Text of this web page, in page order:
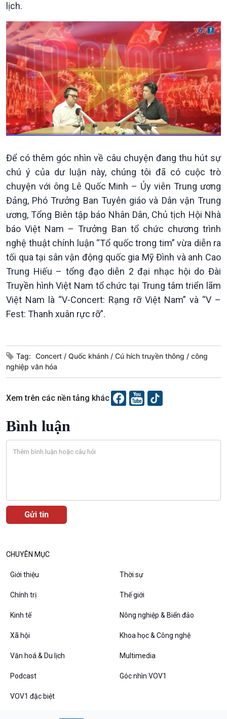
Pháp luật và đời sống
Kinh tế
Tin Kinh tế
Trước giờ mở cửa
Dòng chảy Kinh tế
Sức sống hàng Việt
Tuyên chiến với gian lận
thương mại
Nông nghiệp & Biển đảo
Tin Nông nghiệp & Biển
đảo
Mùa vàng
Biển đảo Việt Nam
đảo
Tìm hiểu biển, đảo Việt
Nam
Xã hội
Tin Đời sống & Xã hội
360 độ Sức khỏe
Chuyển đổi Xanh
Tài nguyên và Môi trường
Bước chân đến trường
Khoa học & Công nghệ
Tin Khoa học & Công nghệ
Kết nối công nghệ
Sống chung với biến đổi
Văn hoá & Du lịch
Tin Văn hoá & Du lịch
Bình luận
10 phút Sự kiện - Luận bàn
Dòng chảy sự kiện
Diễn đàn chủ nhật
Chuyện đêm
lịch.
Để có thêm góc nhìn về câu chuyện đang thu hút sự
chú ý của dư luận này, chúng tôi đã có cuộc trò
chuyện với ông Lê Quốc Minh – Ủy viên Trung ương
Đảng, Phó Trưởng Ban Tuyên giáo và Dân vận Trung
ương, Tổng Biên tập báo Nhân Dân, Chủ tịch Hội Nhà
báo Việt Nam – Trưởng Ban tổ chức chương trình
nghệ thuật chính luận “Tổ quốc trong tim” vừa diễn ra
tối qua tại sân vận động quốc gia Mỹ Đình và anh Cao
Trung Hiếu – tổng đạo diễn 2 đại nhạc hội do Đài
Truyền hình Việt Nam tổ chức tại Trung tâm triển lãm
Việt Nam là “V-Concert: Rạng rỡ Việt Nam” và “V –
Fest: Thanh xuân rực rỡ”.
Tag: Concert Quốc khánh Cú hích truyền thông
công
nghiệp văn hóa
Xem trên các nền tảng khác
Bình luận
CHUYÊN MỤC
Giới thiệu Thời sự
Chính trị Thế giới
Kinh tế Nông nghiệp & Biển đảo
Xã hội Khoa học & Công nghệ
Văn hoá & Du lịch Multimedia
Podcast Góc nhìn VOV1
VOV1 đặc biệt